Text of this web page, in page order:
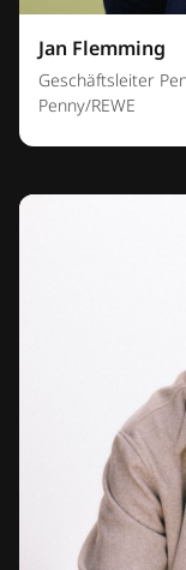
Jan Flemming
Geschäftsleiter
Penny/REWE